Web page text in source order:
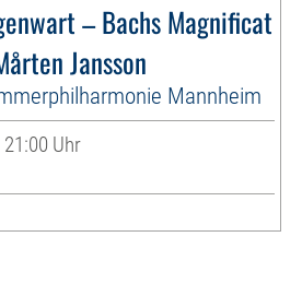
– Bachs Magnificat
Jansson
Mannheim
Uhr